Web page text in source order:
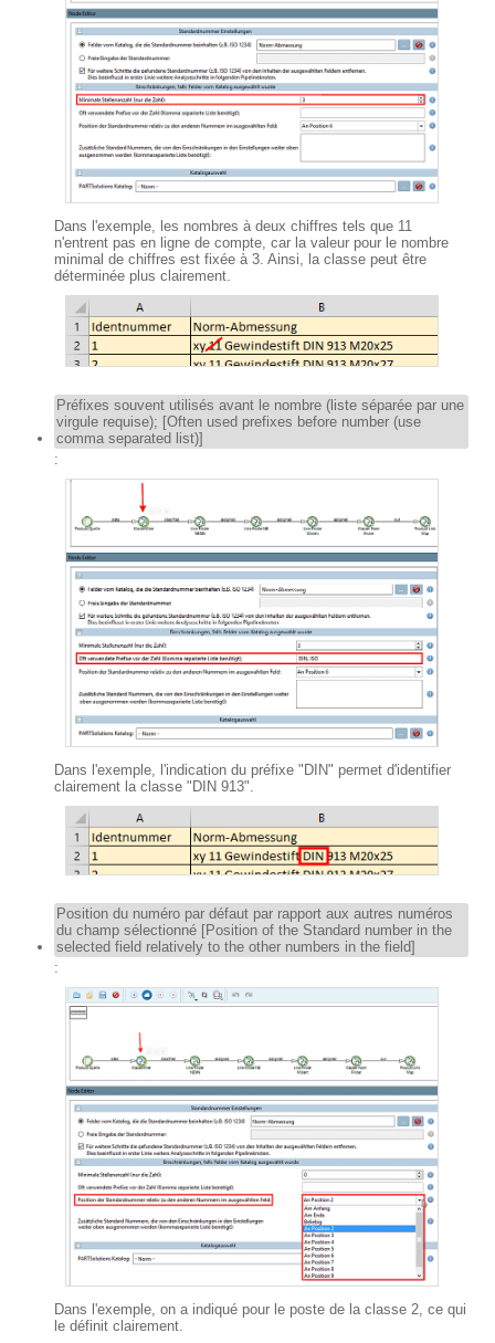
Dans l'exemple, les nombres à deux chiffres tels que 11
n'entrent pas en ligne de compte, car la valeur pour le nombre
minimal de chiffres est fixée à 3. Ainsi, la classe peut être
déterminée plus clairement.
Préfixes souvent utilisés avant le nombre (liste séparée par une
virgule requise); [Often used prefixes before number (use
comma separated list)]
:
Dans l'exemple, l'indication du préfixe "DIN" permet d'identifier
clairement la classe "DIN 913".
Position du numéro par défaut par rapport aux autres numéros
du champ sélectionné [Position of the Standard number in the
selected field relatively to the other numbers in the field]
:
Dans l'exemple, on a indiqué pour le poste de la classe 2, ce qui
le définit clairement.